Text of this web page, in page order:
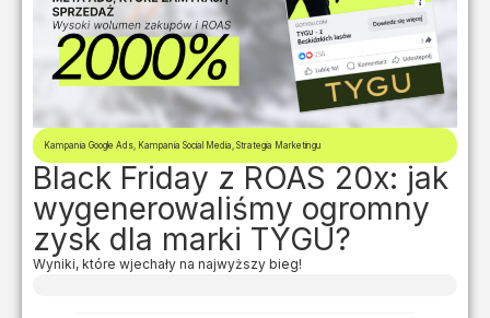
Kampania Google Ads, Kampania Social Media, Strategia Marketingu
Black Friday z ROAS 20x: jak
wygenerowaliśmy ogromny
zysk dla marki TYGU?
Wyniki, które wjechały na najwyższy bieg!